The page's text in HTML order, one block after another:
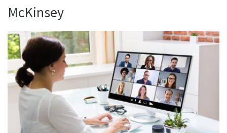
McKinsey